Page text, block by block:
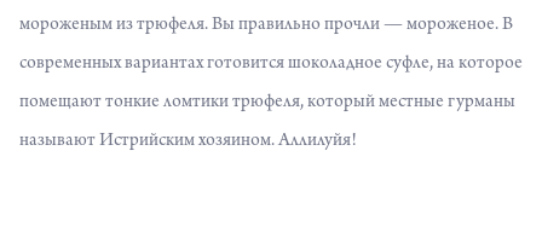
мороженым из трюфеля. Вы правильно прочли — мороженое. В
современных вариантах готовится шоколадное суфле, на которое
помещают тонкие ломтики трюфеля, который местные гурманы
называют Истрийским хозяином. Аллилуйя!